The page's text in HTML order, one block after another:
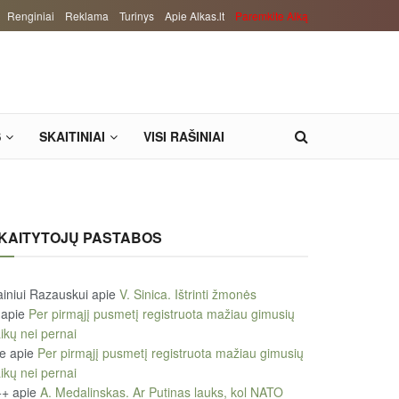
Renginiai Reklama Turinys Apie Alkas.lt Paremkite Alką
SKAITINIAI VISI RAŠINIAI
PASTABOS
Razauskui apie V. Sinica. Ištrinti žmonės
apie Per pirmąjį pusmetį registruota mažiau gimusių
nei pernai
apie Per pirmąjį pusmetį registruota mažiau gimusių
nei pernai
apie A. Medalinskas. Ar Putinas lauks, kol NATO